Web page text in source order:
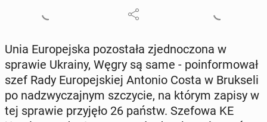
Unia Eu­ro­pej­ska po­zo­sta­ła zjed­no­czo­na w
sprawie Ukrainy, Węgry są same - po­in­for­mo­wał
szef Rady Eu­ro­pej­skiej Antonio Costa w Bruk­se­li
po nad­zwy­czaj­nym szczy­cie, na którym zapisy w
tej sprawie przy­ję­ło 26 państw. Szefowa KE